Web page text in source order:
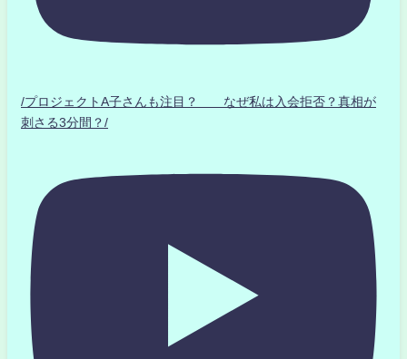
/プロジェクトA子さんも注目？ なぜ私は入会拒否？真相が
刺さる3分間？/